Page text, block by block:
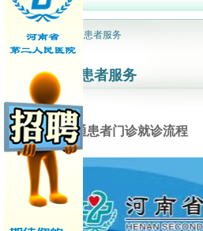
网站首页 > 患者服务
患者服务
一、普通患者门诊就诊流程